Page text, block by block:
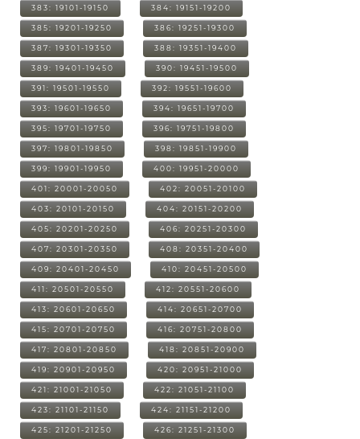
383: 19101-19150 384: 19151-19200
385: 19201-19250 386: 19251-19300
387: 19301-19350 388: 19351-19400
389: 19401-19450 390: 19451-19500
391: 19501-19550 392: 19551-19600
393: 19601-19650 394: 19651-19700
395: 19701-19750 396: 19751-19800
397: 19801-19850 398: 19851-19900
399: 19901-19950 400: 19951-20000
401: 20001-20050 402: 20051-20100
403: 20101-20150 404: 20151-20200
405: 20201-20250 406: 20251-20300
407: 20301-20350 408: 20351-20400
409: 20401-20450 410: 20451-20500
411: 20501-20550 412: 20551-20600
413: 20601-20650 414: 20651-20700
415: 20701-20750 416: 20751-20800
417: 20801-20850 418: 20851-20900
419: 20901-20950 420: 20951-21000
421: 21001-21050 422: 21051-21100
423: 21101-21150 424: 21151-21200
425: 21201-21250 426: 21251-21300